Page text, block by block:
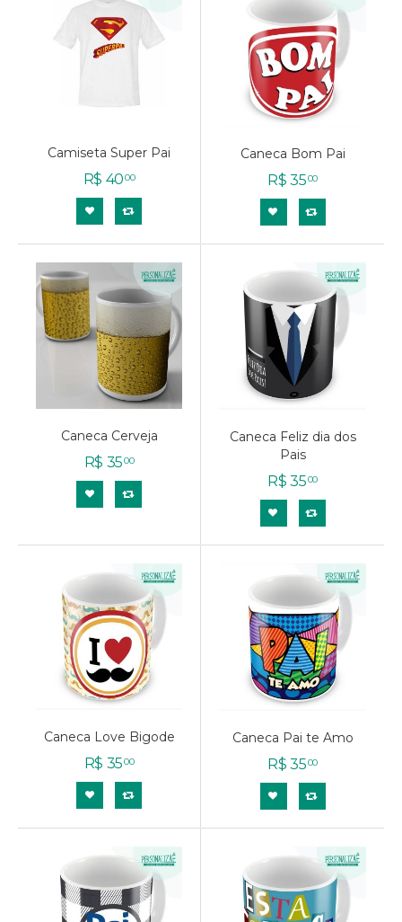
Camiseta Super Pai
R$ 4000
Caneca Bom Pai
R$ 3500
Caneca Cerveja
R$ 3500
Caneca Feliz dia dos
Pais
R$ 3500
Caneca Love Bigode
R$ 3500
Caneca Pai te Amo
R$ 3500